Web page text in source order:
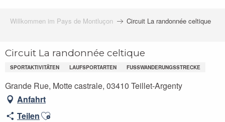
Willkommen im Pays de Montluçon Circuit La randonnée celtique
Circuit La randonnée celtique
SPORTAKTIVITÄTEN LAUFSPORTARTEN FUSSWANDERUNGSSTRECKE
Grande Rue, Motte castrale, 03410 Teillet-Argenty
Anfahrt
TeilenAjouter aux favoris